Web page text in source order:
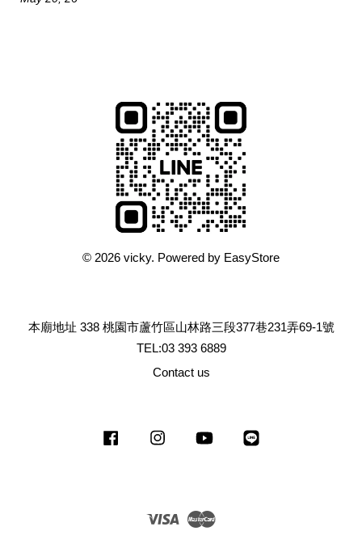
© 2026 vicky. Powered by EasyStore
本廟地址 338 桃園市蘆竹區山林路三段377巷231弄69-1號
TEL:03 393 6889
Contact us
Facebook Instagram YouTube
Visa